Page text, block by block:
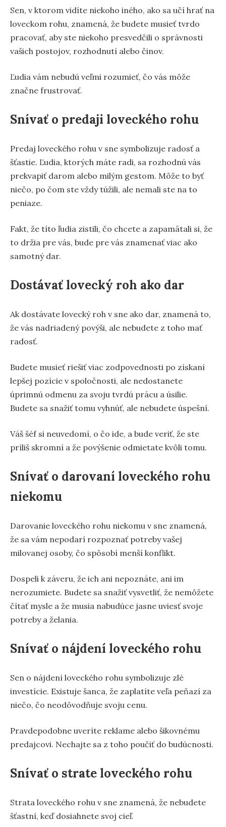
Sen, v ktorom vidíte niekoho iného, ako sa učí hrať na
loveckom rohu, znamená, že budete musieť tvrdo
pracovať, aby ste niekoho presvedčili o správnosti
vašich postojov, rozhodnutí alebo činov.
Ľudia vám nebudú veľmi rozumieť, čo vás môže
značne frustrovať.
Snívať o predaji loveckého rohu
Predaj loveckého rohu v sne symbolizuje radosť a
šťastie. Ľudia, ktorých máte radi, sa rozhodnú vás
prekvapiť darom alebo milým gestom. Môže to byť
niečo, po čom ste vždy túžili, ale nemali ste na to
peniaze.
Fakt, že títo ľudia zistili, čo chcete a zapamätali si, že
to držia pre vás, bude pre vás znamenať viac ako
samotný dar.
Dostávať lovecký roh ako dar
Ak dostávate lovecký roh v sne ako dar, znamená to,
že vás nadriadený povýši, ale nebudete z toho mať
radosť.
Budete musieť riešiť viac zodpovednosti po získaní
lepšej pozície v spoločnosti, ale nedostanete
úprimnú odmenu za svoju tvrdú prácu a úsilie.
Budete sa snažiť tomu vyhnúť, ale nebudete úspešní.
Váš šéf si neuvedomí, o čo ide, a bude veriť, že ste
príliš skromní a že povýšenie odmietate kvôli tomu.
Snívať o darovaní loveckého rohu
niekomu
Darovanie loveckého rohu niekomu v sne znamená,
že sa vám nepodarí rozpoznať potreby vašej
milovanej osoby, čo spôsobí menší konflikt.
Dospeli k záveru, že ich ani nepoznáte, ani im
nerozumiete. Budete sa snažiť vysvetliť, že nemôžete
čítať mysle a že musia nabudúce jasne uviesť svoje
potreby a želania.
Snívať o nájdení loveckého rohu
Sen o nájdení loveckého rohu symbolizuje zlé
investície. Existuje šanca, že zaplatíte veľa peňazí za
niečo, čo neodôvodňuje svoju cenu.
Pravdepodobne uveríte reklame alebo šikovnému
predajcovi. Nechajte sa z toho poučiť do budúcnosti.
Snívať o strate loveckého rohu
Strata loveckého rohu v sne znamená, že nebudete
šťastní, keď dosiahnete svoj cieľ.